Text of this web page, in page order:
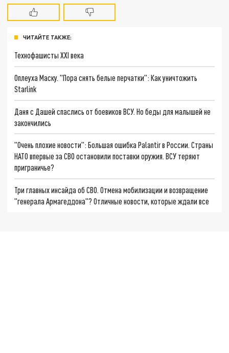
ЧИТАЙТЕ ТАКЖЕ:
Технофашисты XXI века
Оплеуха Маску. "Пора снять белые перчатки": Как уничтожить
Starlink
Даня с Дашей спаслись от боевиков ВСУ. Но беды для малышей не
закончились
"Очень плохие новости": Большая ошибка Palantir в России. Страны
НАТО впервые за СВО остановили поставки оружия. ВСУ теряют
приграничье?
Три главных инсайда об СВО. Отмена мобилизации и возвращение
"генерала Армагеддона"? Отличные новости, которые ждали все